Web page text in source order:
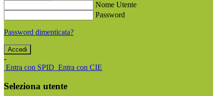
Nome Utente
Password
Password dimenticata?
-
Entra con SPID Entra con CIE
Seleziona utente